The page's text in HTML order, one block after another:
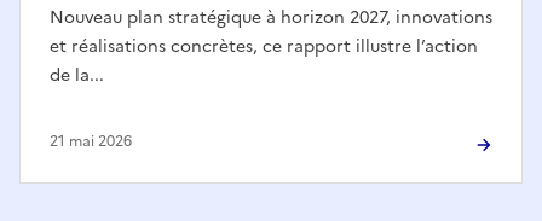
Nouveau plan stratégique à horizon 2027, innovations
et réalisations concrètes, ce rapport illustre l’action
de la...
21 mai 2026